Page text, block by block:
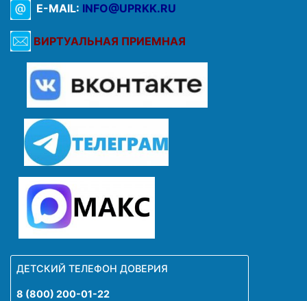
E-MAIL: INFO@UPRKK.RU
ВИРТУАЛЬНАЯ ПРИЕМНАЯ
ДЕТСКИЙ ТЕЛЕФОН ДОВЕРИЯ
8 (800) 200-01-22